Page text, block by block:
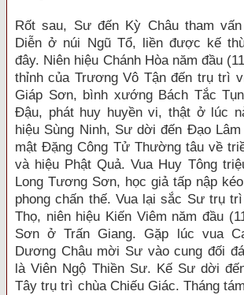
Rốt sau, Sư đến Kỳ Châu tham
Diễn ở núi Ngũ Tổ, liền được kế
đây. Niên hiệu Chánh Hòa năm đầu
thỉnh của Trương Vô Tận đến trụ trì
Giáp Sơn, bình xướng Bách Tắc
Đậu, phát huy huyền vi, thật ở lúc
hiệu Sùng Ninh, Sư dời đến Đạo
mật Đặng Công Tử Thường tâu về
và hiệu Phật Quả. Vua Huy Tông
Long Tương Sơn, học giả tấp nập
phong chấn thế. Vua lại sắc Sư trụ
Thọ, niên hiệu Kiến Viêm năm đầu
Sơn ở Trấn Giang. Gặp lúc vua
Dương Châu mời Sư vào cung đối
là Viên Ngộ Thiền Sư. Kế Sư dời
Tây trụ trì chùa Chiếu Giác. Tháng